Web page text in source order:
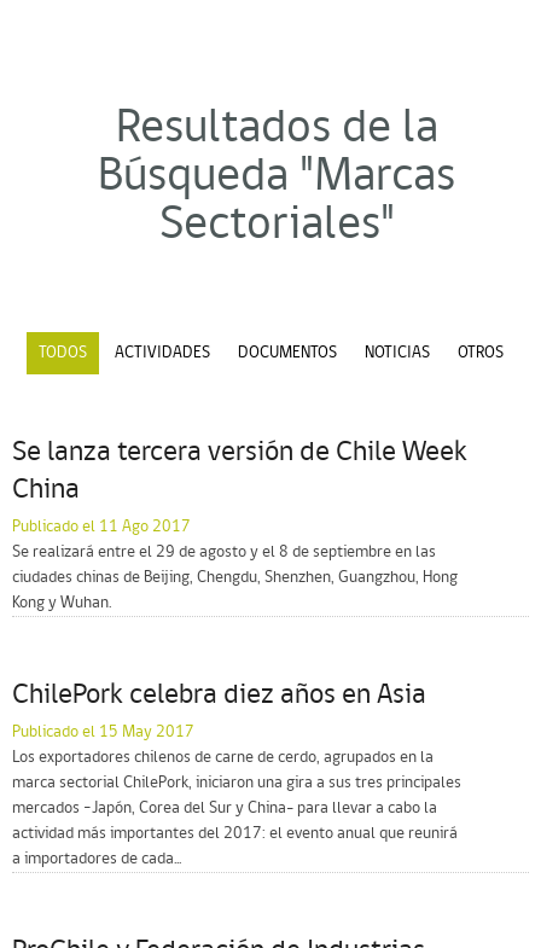
Resultados de la
Búsqueda "Marcas
Sectoriales"
TODOS ACTIVIDADES DOCUMENTOS NOTICIAS OTROS
Se lanza tercera versión de Chile Week
China
Publicado el 11 Ago 2017
Se realizará entre el 29 de agosto y el 8 de septiembre en las
ciudades chinas de Beijing, Chengdu, Shenzhen, Guangzhou, Hong
Kong y Wuhan.
ChilePork celebra diez años en Asia
Publicado el 15 May 2017
Los exportadores chilenos de carne de cerdo, agrupados en la
marca sectorial ChilePork, iniciaron una gira a sus tres principales
mercados –Japón, Corea del Sur y China- para llevar a cabo la
actividad más importantes del 2017: el evento anual que reunirá
a importadores de cada...